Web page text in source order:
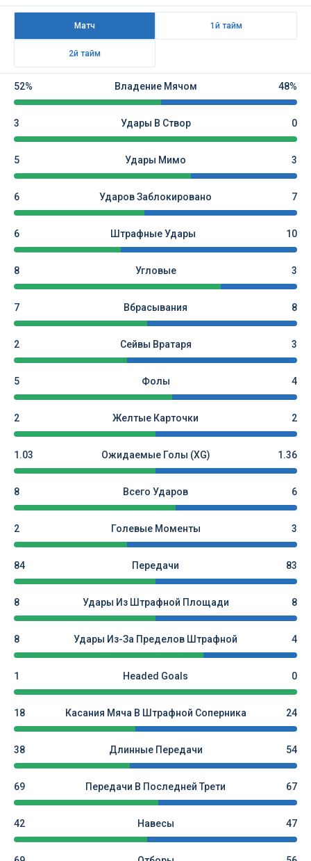
Матч 1й тайм
2й тайм
52% Владение Мячом 48%
3 Удары В Створ 0
5 Удары Мимо 3
6 Ударов Заблокировано 7
6 Штрафные Удары 10
8 Угловые 3
7 Вбрасывания 8
2 Сейвы Вратаря 3
5 Фолы 4
2 Желтые Карточки 2
1.03 Ожидаемые Голы (xG) 1.36
8 Всего Ударов 6
2 Голевые Моменты 3
84 Передачи 83
8 Удары Из Штрафной Площади 8
8 Удары Из-За Пределов Штрафной 4
1 Headed Goals 0
18 Касания Мяча В Штрафной Соперника 24
38 Длинные Передачи 54
69 Передачи В Последней Трети 67
42 Навесы 47